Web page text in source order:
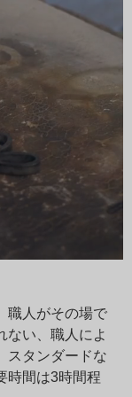
職人がその場で
ない、職人によ
スタンダードな
時間は3時間程